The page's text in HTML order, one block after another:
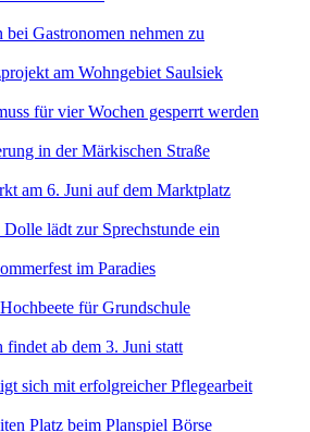
Gastronomen nehmen zu
am Wohngebiet Saulsiek
für vier Wochen gesperrt werden
in der Märkischen Straße
am 6. Juni auf dem Marktplatz
lädt zur Sprechstunde ein
im Paradies
für Grundschule
ab dem 3. Juni statt
sich mit erfolgreicher Pflegearbeit
Platz beim Planspiel Börse